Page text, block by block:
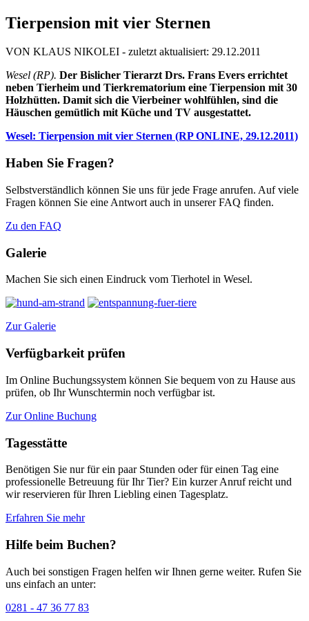
Tierpension mit vier Sternen
VON KLAUS NIKOLEI - zuletzt aktualisiert: 29.12.2011
Wesel (RP). Der Bislicher Tierarzt Drs. Frans Evers errichtet
neben Tierheim und Tierkrematorium eine Tierpension mit 30
Holzhütten. Damit sich die Vierbeiner wohlfühlen, sind die
Häuschen gemütlich mit Küche und TV ausgestattet.
Wesel: Tierpension mit vier Sternen (RP ONLINE, 29.12.2011)
Haben Sie Fragen?
Selbstverständlich können Sie uns für jede Frage anrufen. Auf viele
Fragen können Sie eine Antwort auch in unserer FAQ finden.
Zu den FAQ
Galerie
Machen Sie sich einen Eindruck vom Tierhotel in Wesel.
Zur Galerie
Verfügbarkeit prüfen
Im Online Buchungssystem können Sie bequem von zu Hause aus
prüfen, ob Ihr Wunschtermin noch verfügbar ist.
Zur Online Buchung
Tagesstätte
Benötigen Sie nur für ein paar Stunden oder für einen Tag eine
professionelle Betreuung für Ihr Tier? Ein kurzer Anruf reicht und
wir reservieren für Ihren Liebling einen Tagesplatz.
Erfahren Sie mehr
Hilfe beim Buchen?
Auch bei sonstigen Fragen helfen wir Ihnen gerne weiter. Rufen Sie
uns einfach an unter:
0281 - 47 36 77 83